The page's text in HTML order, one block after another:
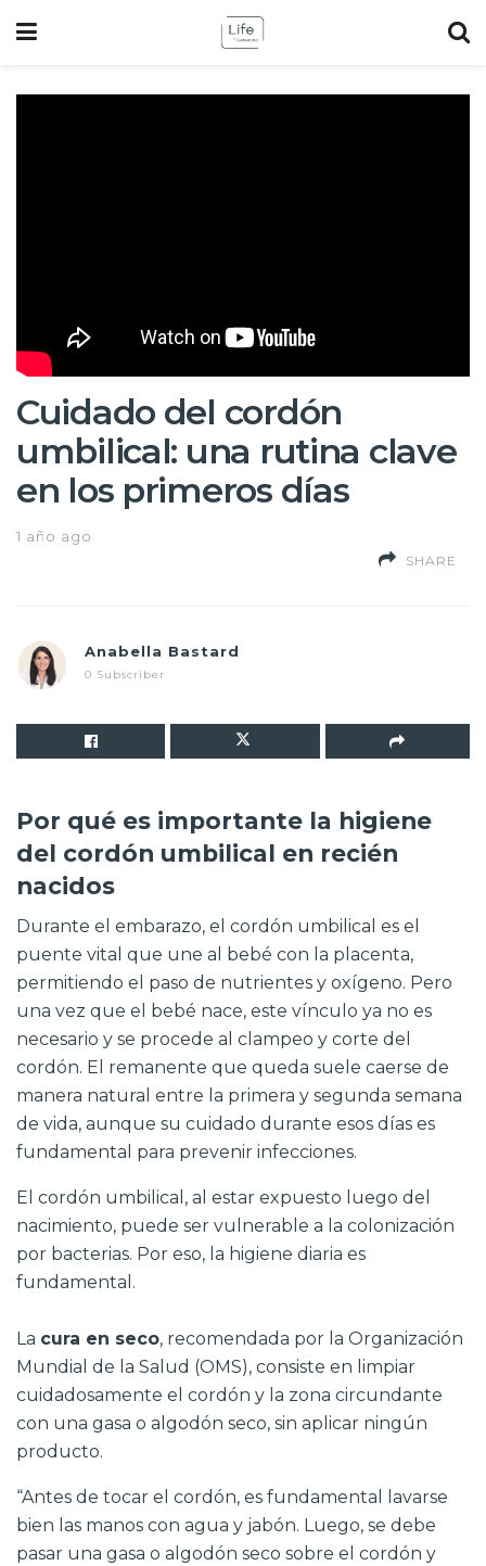
Cuidado del cordón
umbilical: una rutina clave
en los primeros días
1 año ago
SHARE
Anabella Bastard
0 Subscriber
Por qué es importante la higiene
del cordón umbilical en recién
nacidos
Durante el embarazo, el cordón umbilical es el
puente vital que une al bebé con la placenta,
permitiendo el paso de nutrientes y oxígeno. Pero
una vez que el bebé nace, este vínculo ya no es
necesario y se procede al clampeo y corte del
cordón. El remanente que queda suele caerse de
manera natural entre la primera y segunda semana
de vida, aunque su cuidado durante esos días es
fundamental para prevenir infecciones.
El cordón umbilical, al estar expuesto luego del
nacimiento, puede ser vulnerable a la colonización
por bacterias. Por eso, la higiene diaria es
fundamental.
La cura en seco, recomendada por la Organización
Mundial de la Salud (OMS), consiste en limpiar
cuidadosamente el cordón y la zona circundante
con una gasa o algodón seco, sin aplicar ningún
producto.
“Antes de tocar el cordón, es fundamental lavarse
bien las manos con agua y jabón. Luego, se debe
pasar una gasa o algodón seco sobre el cordón y